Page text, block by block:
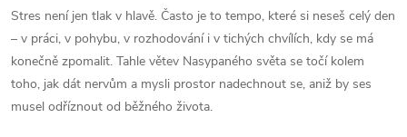
Stres není jen tlak v hlavě. Často je to tempo, které si neseš celý den
– v práci, v pohybu, v rozhodování i v tichých chvílích, kdy se má
konečně zpomalit. Tahle větev Nasypaného světa se točí kolem
toho, jak dát nervům a mysli prostor nadechnout se, aniž by ses
musel odříznout od běžného života.